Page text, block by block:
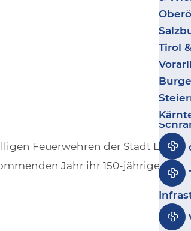
Tirol
Feuerwehren der Stadt
Jahr ihr 150-jähriges